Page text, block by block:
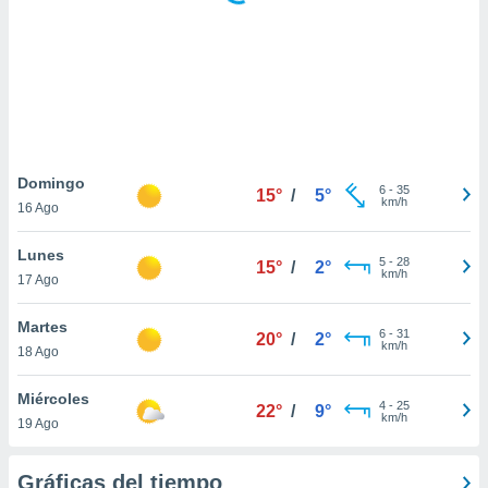
únicos
similares
como
IP
posible
traten tus
en
Para
Domingo
16 Ago
15° / 5° 6- 35
km/h
Lunes
17 Ago
15° / 2° 5- 28
km/h
Martes
18 Ago
20° / 2° 6- 31
km/h
Miércoles
19 Ago
22° / 9° 4- 25
km/h
Gráficas del tiempo